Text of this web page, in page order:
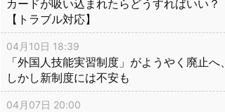
カードが吸い込まれたらどうすればいい？
【トラブル対応】
04月10日 18:39
「外国人技能実習制度」がようやく廃止へ、
しかし新制度には不安も
04月07日 20:00